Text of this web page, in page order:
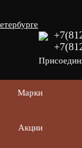
Марки
Акции